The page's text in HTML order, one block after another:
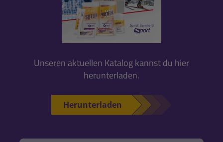
Unseren aktuellen Katalog kannst du hier
herunterladen.
Herunterladen